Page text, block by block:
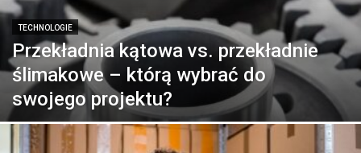
TECHNOLOGIE
Przekładnia kątowa vs. przekładnie
ślimakowe – którą wybrać do
swojego projektu?